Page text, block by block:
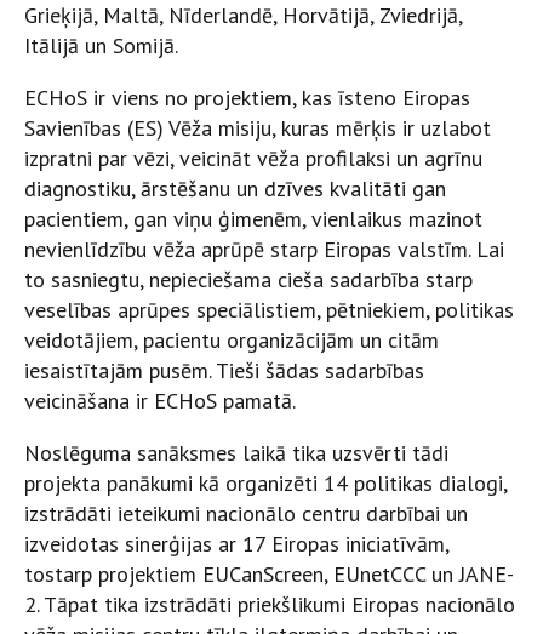
Grieķijā, Maltā, Nīderlandē, Horvātijā, Zviedrijā,
Itālijā un Somijā.
ECHoS ir viens no projektiem, kas īsteno Eiropas
Savienības (ES) Vēža misiju, kuras mērķis ir uzlabot
izpratni par vēzi, veicināt vēža profilaksi un agrīnu
diagnostiku, ārstēšanu un dzīves kvalitāti gan
pacientiem, gan viņu ģimenēm, vienlaikus mazinot
nevienlīdzību vēža aprūpē starp Eiropas valstīm. Lai
to sasniegtu, nepieciešama cieša sadarbība starp
veselības aprūpes speciālistiem, pētniekiem, politikas
veidotājiem, pacientu organizācijām un citām
iesaistītajām pusēm. Tieši šādas sadarbības
veicināšana ir ECHoS pamatā.
Noslēguma sanāksmes laikā tika uzsvērti tādi
projekta panākumi kā organizēti 14 politikas dialogi,
izstrādāti ieteikumi nacionālo centru darbībai un
izveidotas sinerģijas ar 17 Eiropas iniciatīvām,
tostarp projektiem EUCanScreen, EUnetCCC un JANE-
2. Tāpat tika izstrādāti priekšlikumi Eiropas nacionālo